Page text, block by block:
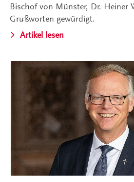
Bischof von Münster, Dr. Heiner
Grußworten gewürdigt.
Artikel lesen